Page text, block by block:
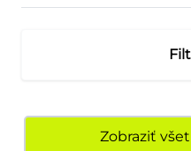
Zobraziť